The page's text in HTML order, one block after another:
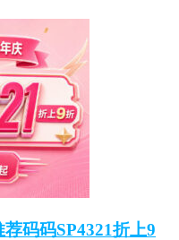
码码SP4321折上9